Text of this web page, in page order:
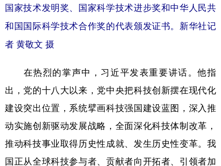
国家技术发明奖、国家科学技术进步奖和中华人民共
和国国际科学技术合作奖的代表颁发证书。新华社记
者 黄敬文 摄
在热烈的掌声中，习近平发表重要讲话。他指
出，党的十八大以来，党中央把科技创新摆在现代化
建设突出位置，系统擘画科技强国建设蓝图，深入推
动实施创新驱动发展战略，全面深化科技体制改革，
推动科技事业取得历史性成就、发生历史性变革。我
国正从全球科技参与者、贡献者向开拓者、引领者加